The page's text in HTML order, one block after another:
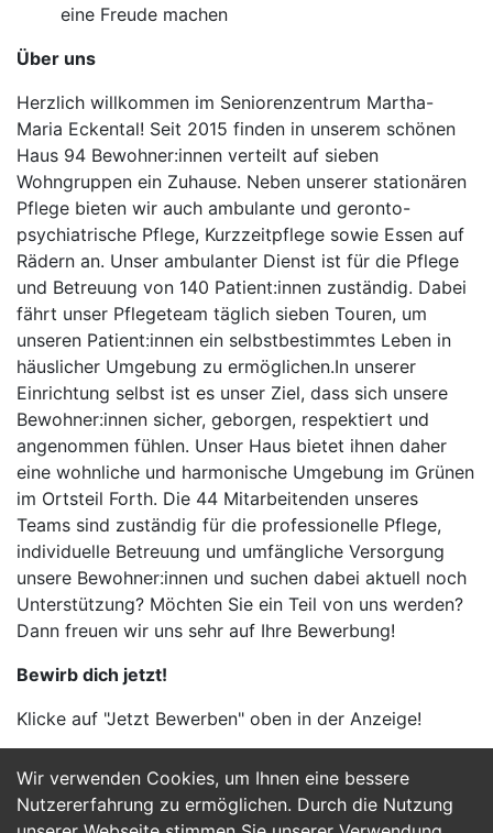
Wir verwenden Cookies, um Ihnen eine bessere
Nutzererfahrung zu ermöglichen. Durch die Nutzung
eine Freude machen
Über uns
Herzlich willkommen im Seniorenzentrum Martha-
Maria Eckental! Seit 2015 finden in unserem schönen
Haus 94 Bewohner:innen verteilt auf sieben
Wohngruppen ein Zuhause. Neben unserer stationären
Pflege bieten wir auch ambulante und geronto-
psychiatrische Pflege, Kurzzeitpflege sowie Essen auf
Rädern an. Unser ambulanter Dienst ist für die Pflege
und Betreuung von 140 Patient:innen zuständig. Dabei
fährt unser Pflegeteam täglich sieben Touren, um
unseren Patient:innen ein selbstbestimmtes Leben in
häuslicher Umgebung zu ermöglichen.In unserer
Einrichtung selbst ist es unser Ziel, dass sich unsere
Bewohner:innen sicher, geborgen, respektiert und
angenommen fühlen. Unser Haus bietet ihnen daher
eine wohnliche und harmonische Umgebung im Grünen
im Ortsteil Forth. Die 44 Mitarbeitenden unseres
Teams sind zuständig für die professionelle Pflege,
individuelle Betreuung und umfängliche Versorgung
unsere Bewohner:innen und suchen dabei aktuell noch
Unterstützung? Möchten Sie ein Teil von uns werden?
Dann freuen wir uns sehr auf Ihre Bewerbung!
Bewirb dich jetzt!
Klicke auf "Jetzt Bewerben" oben in der Anzeige!
Jetzt Bewerben